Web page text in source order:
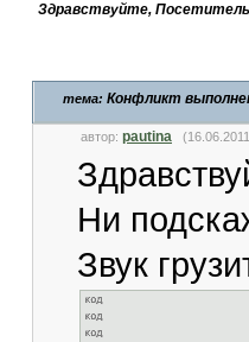
Здравствуйте,
тема: Конфликт
автор: pautina
Ни
Звук